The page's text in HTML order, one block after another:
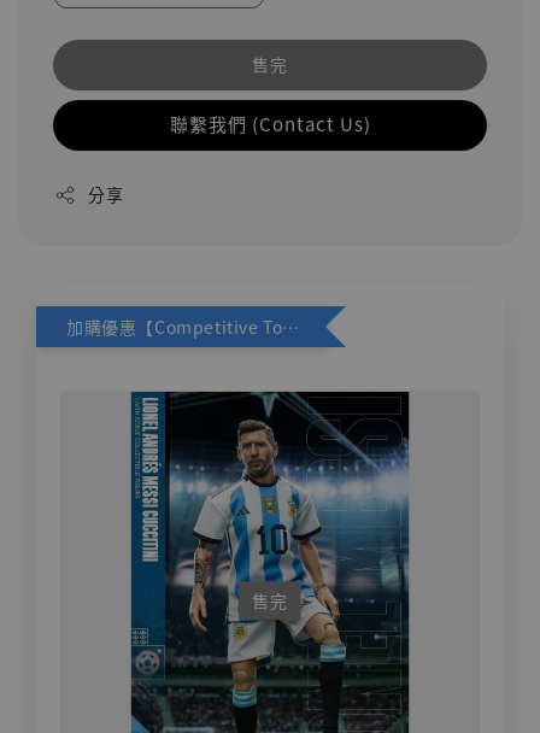
售完
聯繫我們 (Contact Us)
分享
加購優惠【Competitive Toys 梅西 [CM001]】
售完